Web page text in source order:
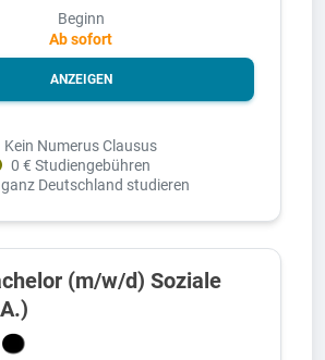
Beginn
Ab sofort
ANZEIGEN
Kein Numerus Clausus
0 € Studiengebühren
Deutschland studieren
(m/w/d) Soziale